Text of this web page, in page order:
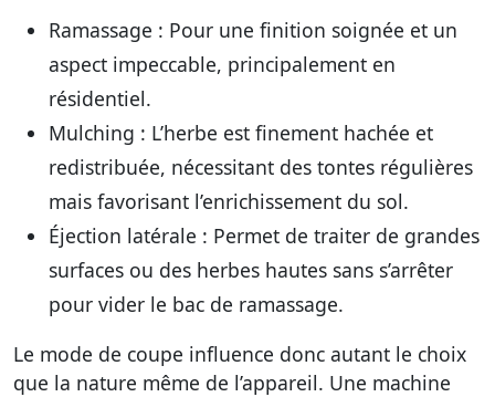
Ramassage : Pour une finition soignée et un
aspect impeccable, principalement en
résidentiel.
Mulching : L’herbe est finement hachée et
redistribuée, nécessitant des tontes régulières
mais favorisant l’enrichissement du sol.
Éjection latérale : Permet de traiter de grandes
surfaces ou des herbes hautes sans s’arrêter
pour vider le bac de ramassage.
Le mode de coupe influence donc autant le choix
que la nature même de l’appareil. Une machine